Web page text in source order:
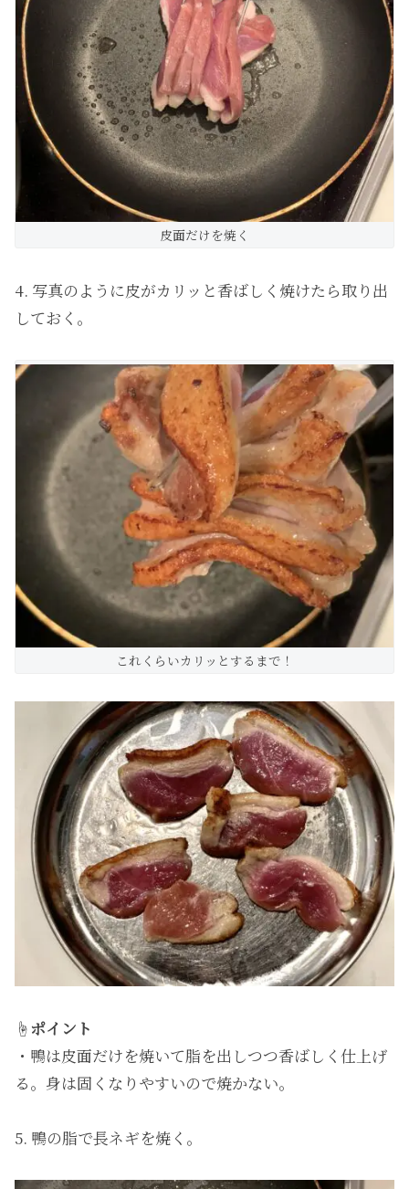
皮面だけを焼く
4. 写真のように皮がカリッと香ばしく焼けたら取り出
しておく。
これくらいカリッとするまで！
☝️ ポイント
・鴨は皮面だけを焼いて脂を出しつつ香ばしく仕上げ
る。身は固くなりやすいので焼かない。
5. 鴨の脂で長ネギを焼く。